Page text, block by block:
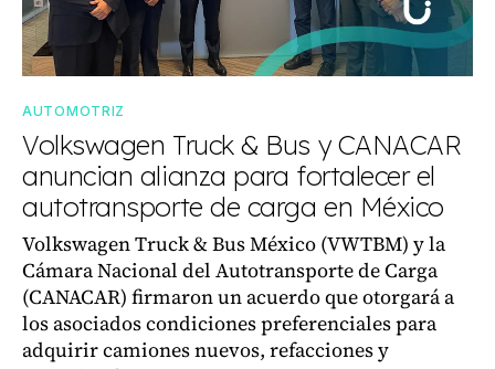
AUTOMOTRIZ
Volkswagen Truck & Bus y CANACAR
anuncian alianza para fortalecer el
autotransporte de carga en México
Volkswagen Truck & Bus México (VWTBM) y la
Cámara Nacional del Autotransporte de Carga
(CANACAR) firmaron un acuerdo que otorgará a
los asociados condiciones preferenciales para
adquirir camiones nuevos, refacciones y